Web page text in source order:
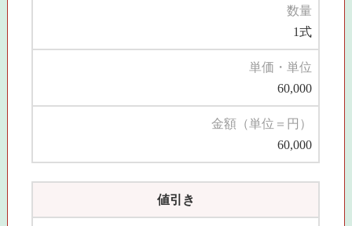
数量
1式
単価・単位
60,000
金額（単位＝円）
60,000
値引き